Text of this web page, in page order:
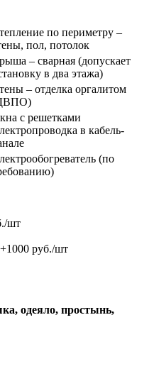
по периметру –
пол, потолок
– сварная (допускает
в два этажа)
– отделка оргалитом
с решетками
в кабель-
(по
шт
+1000 руб./шт
одеяло, простынь,